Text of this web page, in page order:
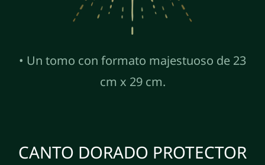
• Un tomo con formato majestuoso de 23
cm x 29 cm.
CANTO DORADO PROTECTOR